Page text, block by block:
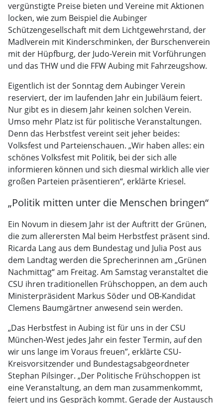
vergünstigte Preise bieten und Vereine mit Aktionen
locken, wie zum Beispiel die Aubinger
Schützengesellschaft mit dem Lichtgewehrstand, der
Madlverein mit Kinderschminken, der Burschenverein
mit der Hüpfburg, der Judo-Verein mit Vorführungen
und das THW und die FFW Aubing mit Fahrzeugshow.
Eigentlich ist der Sonntag dem Aubinger Verein
reserviert, der im laufenden Jahr ein Jubiläum feiert.
Nur gibt es in diesem Jahr keinen solchen Verein.
Umso mehr Platz ist für politische Veranstaltungen.
Denn das Herbstfest vereint seit jeher beides:
Volksfest und Parteienschauen. „Wir haben alles: ein
schönes Volksfest mit Politik, bei der sich alle
informieren können und sich diesmal wirklich alle vier
großen Parteien präsentieren“, erklärte Kriesel.
„Politik mitten unter die Menschen bringen“
Ein Novum in diesem Jahr ist der Auftritt der Grünen,
die zum allerersten Mal beim Herbstfest präsent sind.
Ricarda Lang aus dem Bundestag und Julia Post aus
dem Landtag werden die Sprecherinnen am „Grünen
Nachmittag“ am Freitag. Am Samstag veranstaltet die
CSU ihren traditionellen Frühschoppen, an dem auch
Ministerpräsident Markus Söder und OB-Kandidat
Clemens Baumgärtner anwesend sein werden.
„Das Herbstfest in Aubing ist für uns in der CSU
München-West jedes Jahr ein fester Termin, auf den
wir uns lange im Voraus freuen”, erklärte CSU-
Kreisvorsitzender und Bundestagsabgeordneter
Stephan Pilsinger. „Der Politische Frühschoppen ist
eine Veranstaltung, an dem man zusammenkommt,
feiert und ins Gespräch kommt. Gerade der Austausch